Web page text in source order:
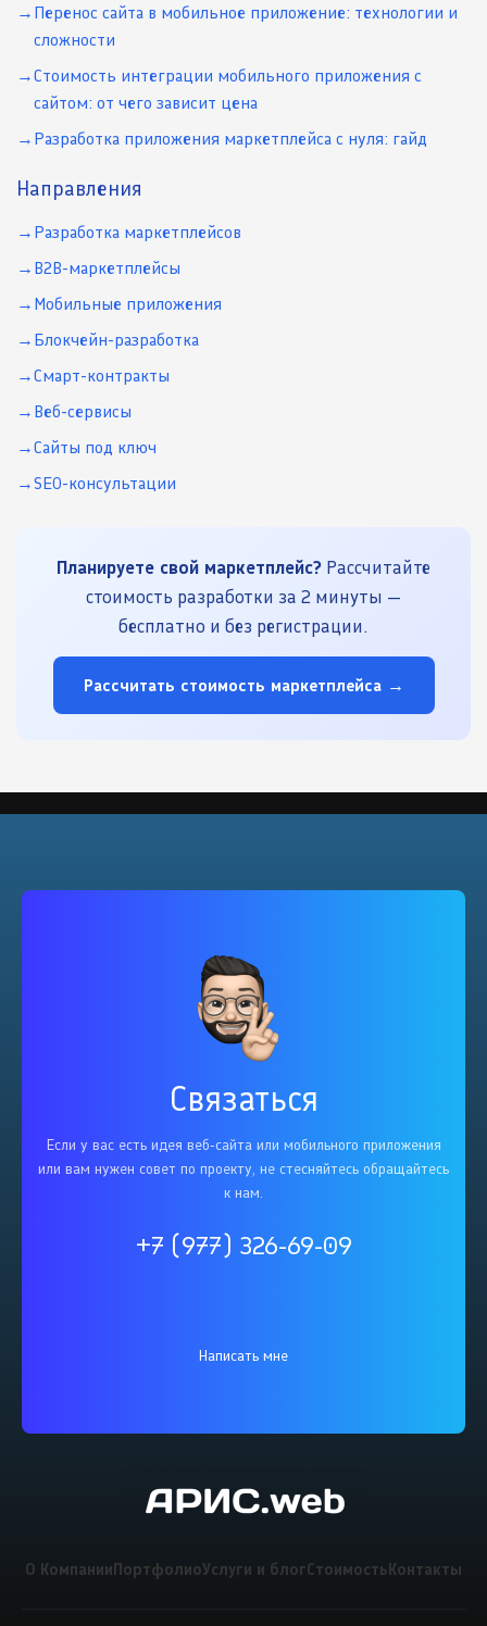
Перенос сайта в мобильное приложение: технологии и
сложности
Стоимость интеграции мобильного приложения с
сайтом: от чего зависит цена
Разработка приложения маркетплейса с нуля: гайд
Направления
Разработка маркетплейсов
B2B-маркетплейсы
Мобильные приложения
Блокчейн-разработка
Смарт-контракты
Веб-сервисы
Сайты под ключ
SEO-консультации
Планируете свой маркетплейс? Рассчитайте
стоимость разработки за 2 минуты —
бесплатно и без регистрации.
Рассчитать стоимость маркетплейса →
Связаться
Если у вас есть идея веб-сайта или мобильного приложения
или вам нужен совет по проекту, не стесняйтесь обращайтесь
к нам.
+7 (977) 326-69-09
Написать мне
О КомпанииПортфолиоУслуги и блогСтоимостьКонтакты